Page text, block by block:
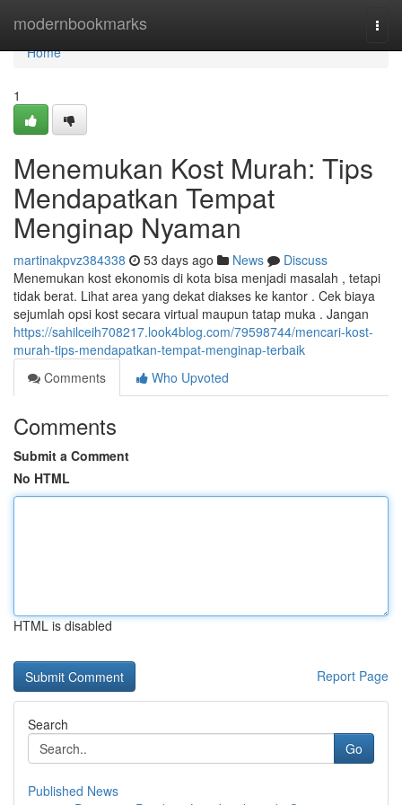
modernbookmarks
Home
Home
1
Menemukan Kost Murah: Tips
Mendapatkan Tempat
Menginap Nyaman
martinakpvz384338 53 days ago News
Discuss
Menemukan kost ekonomis di kota bisa menjadi masalah , tetapi
tidak berat. Lihat area yang dekat diakses ke kantor . Cek biaya
sejumlah opsi kost secara virtual maupun tatap muka . Jangan
https://sahilceih708217.look4blog.com/79598744/mencari-kost-
murah-tips-mendapatkan-tempat-menginap-terbaik
Comments
Who Upvoted
Comments
Submit a Comment
No HTML
HTML is disabled
Report Page
Search
Go
Published News